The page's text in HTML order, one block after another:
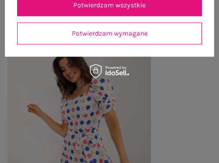
OSTATNIO OGLĄDANE
Zobacz wszystko
Potwierdzam wymagane
Potwierdzam wszystkie